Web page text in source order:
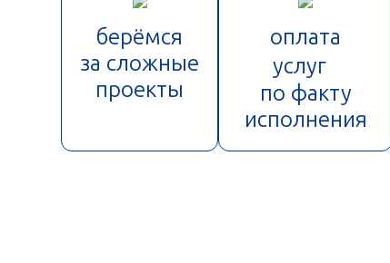
берёмся
за сложные
проекты
оплата
услуг
по факту
исполнения